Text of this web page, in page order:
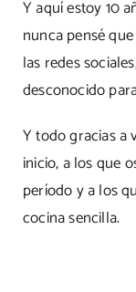
Y aquí estoy 10
nunca pensé
las redes
desconocido
Y todo gracias a
inicio, a los que
período y a los
cocina sencilla.